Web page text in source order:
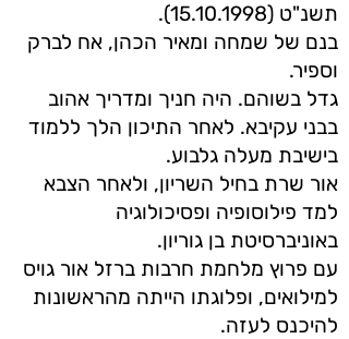
תשנ"ט (15.10.1998).
בנם של שמחה ומאיר הכהן, אח לברק
וספיר.
גדל בשוהם. היה חניך ומדריך אהוב
בבני עקיבא. לאחר התיכון הלך ללמוד
בישיבת מעלה גלבוע.
אור שרת בחיל השריון, ולאחר הצבא
למד פילוסופיה ופסיכולוגיה
באוניברסיטת בן גוריון.
עם פרוץ מלחמת חרבות ברזל אור גויס
למילואים, ופלוגתו הייתה מהראשונות
להיכנס לעזה.